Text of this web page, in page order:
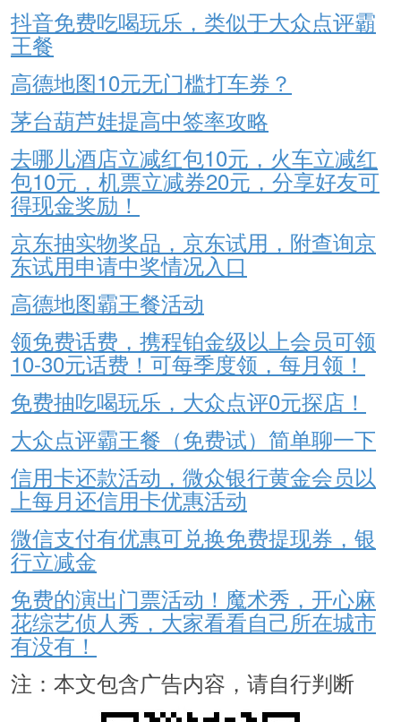
抖音免费吃喝玩乐，类似于大众点评霸
王餐
高德地图10元无门槛打车券？
茅台葫芦娃提高中签率攻略
去哪儿酒店立减红包10元，火车立减红
包10元，机票立减券20元，分享好友可
得现金奖励！
京东抽实物奖品，京东试用，附查询京
东试用申请中奖情况入口
高德地图霸王餐活动
领免费话费，携程铂金级以上会员可领
10-30元话费！可每季度领，每月领！
免费抽吃喝玩乐，大众点评0元探店！
大众点评霸王餐（免费试）简单聊一下
信用卡还款活动，微众银行黄金会员以
上每月还信用卡优惠活动
微信支付有优惠可兑换免费提现券，银
行立减金
免费的演出门票活动！魔术秀，开心麻
花综艺侦人秀，大家看看自己所在城市
有没有！
注：本文包含广告内容，请自行判断